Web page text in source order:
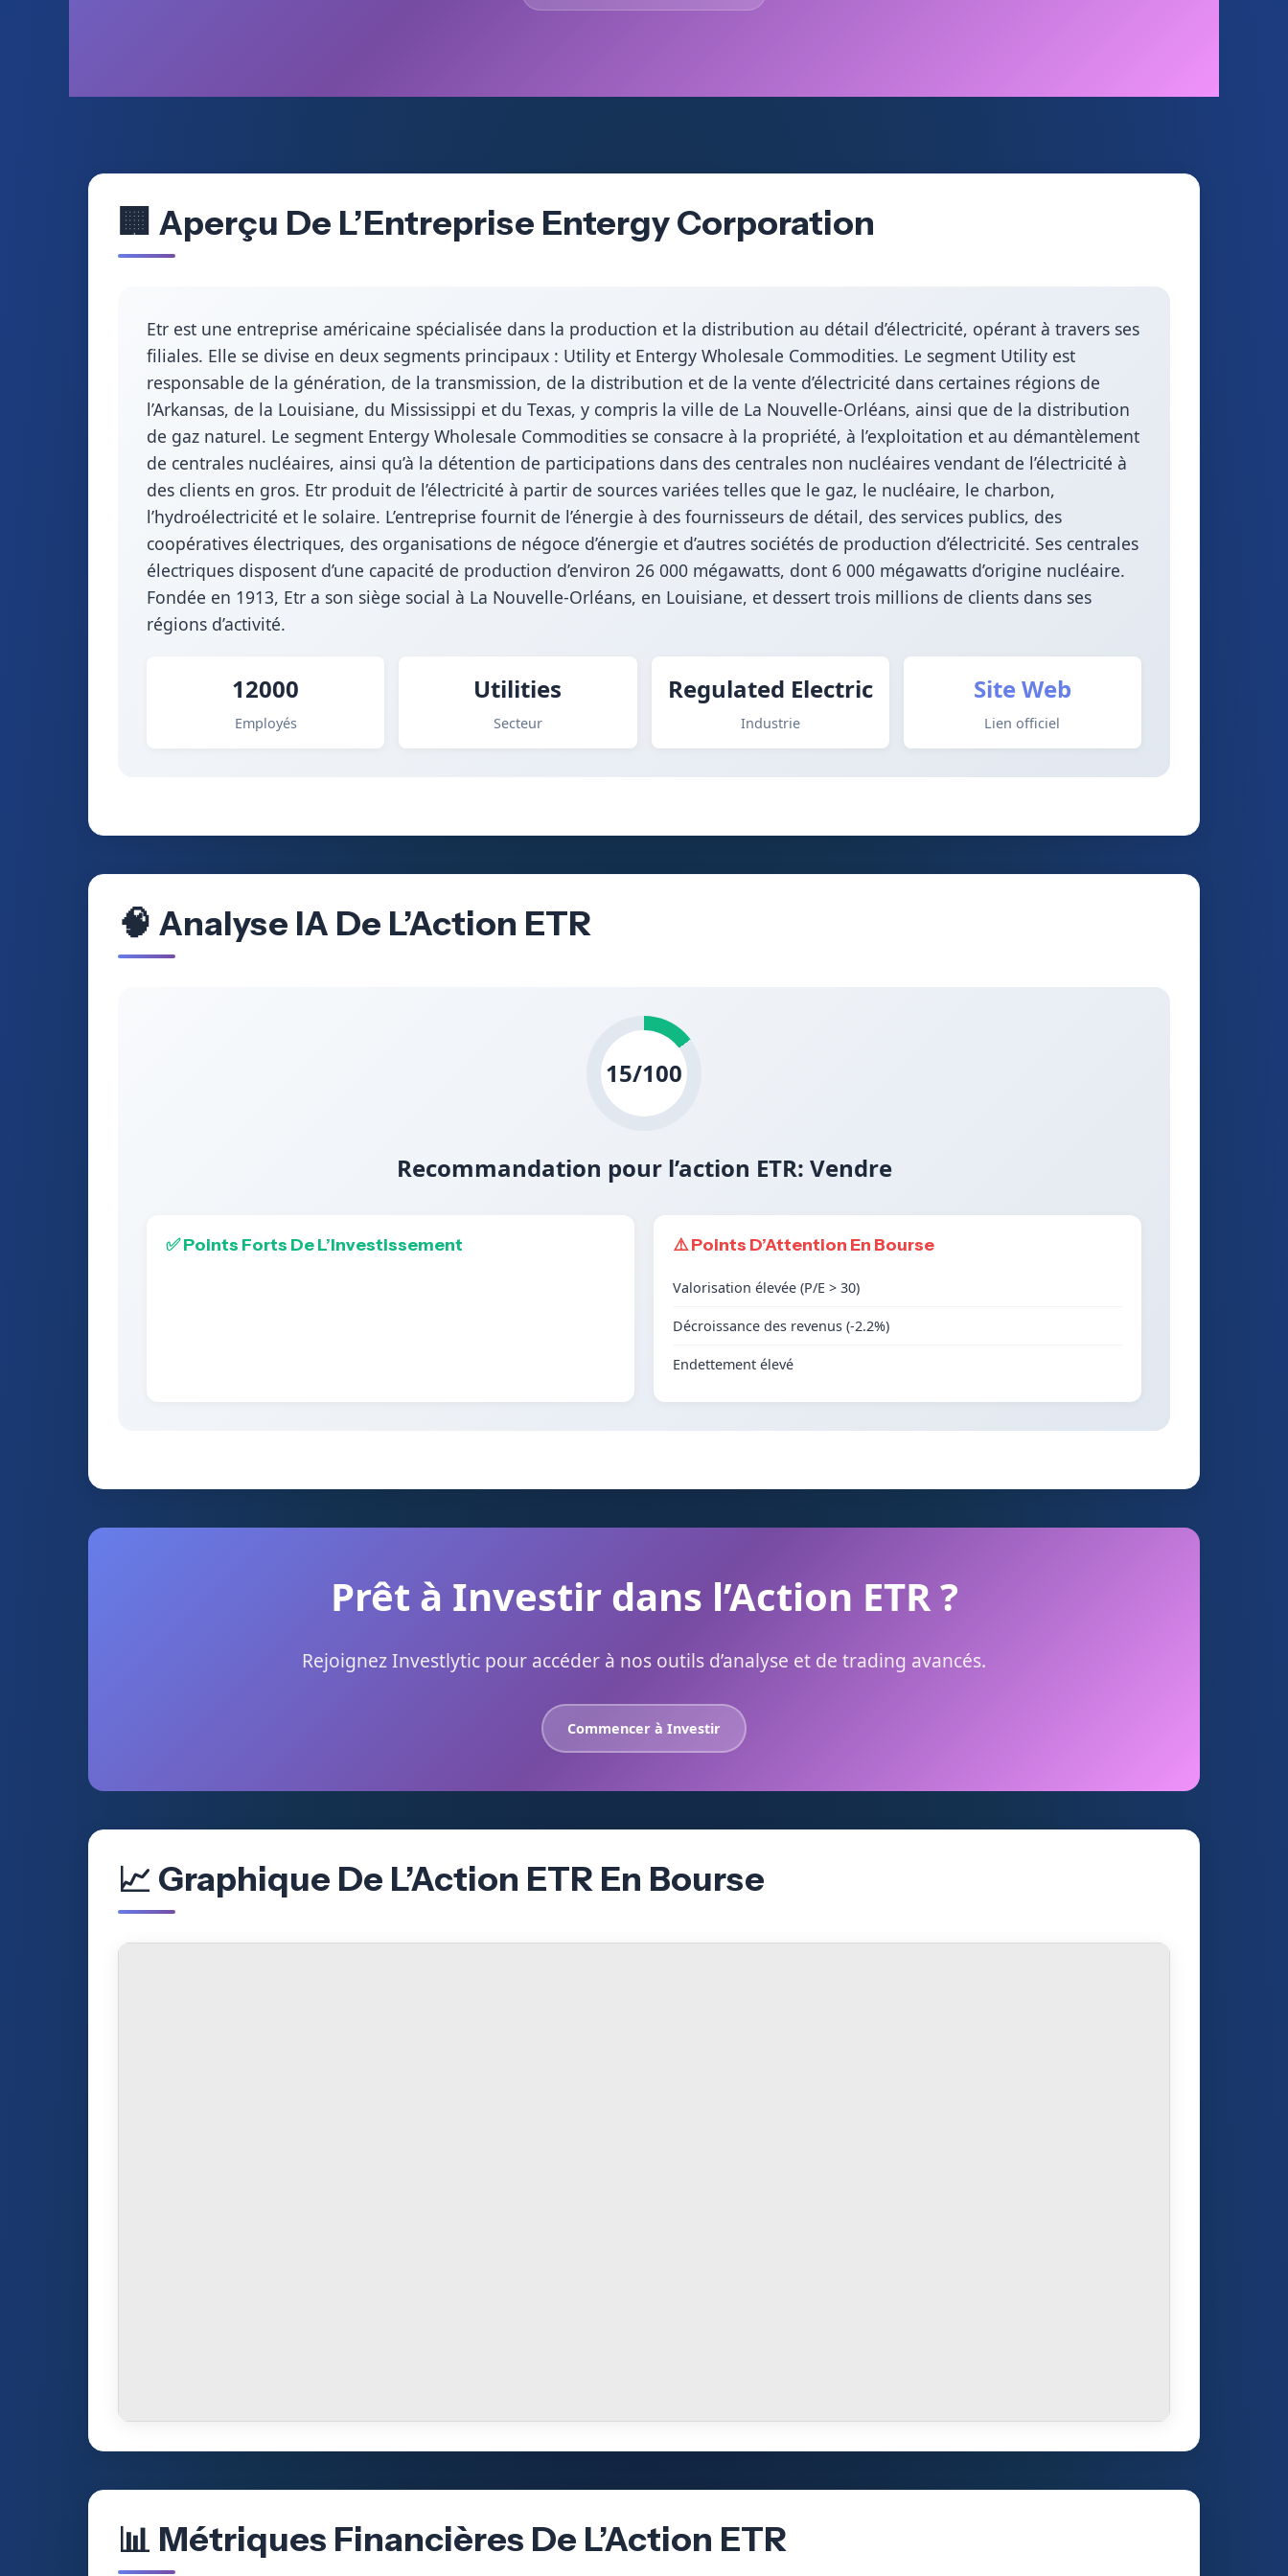
🏢 Aperçu De L’Entreprise Entergy Corporation
Etr est une entreprise américaine spécialisée dans la production et la distribution au détail d’électricité, opérant à travers ses
filiales. Elle se divise en deux segments principaux : Utility et Entergy Wholesale Commodities. Le segment Utility est
responsable de la génération, de la transmission, de la distribution et de la vente d’électricité dans certaines régions de
l’Arkansas, de la Louisiane, du Mississippi et du Texas, y compris la ville de La Nouvelle-Orléans, ainsi que de la distribution
de gaz naturel. Le segment Entergy Wholesale Commodities se consacre à la propriété, à l’exploitation et au démantèlement
de centrales nucléaires, ainsi qu’à la détention de participations dans des centrales non nucléaires vendant de l’électricité à
des clients en gros. Etr produit de l’électricité à partir de sources variées telles que le gaz, le nucléaire, le charbon,
l’hydroélectricité et le solaire. L’entreprise fournit de l’énergie à des fournisseurs de détail, des services publics, des
coopératives électriques, des organisations de négoce d’énergie et d’autres sociétés de production d’électricité. Ses centrales
électriques disposent d’une capacité de production d’environ 26 000 mégawatts, dont 6 000 mégawatts d’origine nucléaire.
Fondée en 1913, Etr a son siège social à La Nouvelle-Orléans, en Louisiane, et dessert trois millions de clients dans ses
régions d’activité.
12000
Employés
Utilities
Secteur
Regulated Electric
Industrie
Site Web
Lien officiel
🧠 Analyse IA De L’Action ETR
15/100
Recommandation pour l’action ETR: Vendre
✅ Points Forts De L’Investissement ⚠️ Points D’Attention En Bourse
Valorisation élevée (P/E > 30)
Décroissance des revenus (-2.2%)
Endettement élevé
Prêt à Investir dans l’Action ETR ?
Rejoignez Investlytic pour accéder à nos outils d’analyse et de trading avancés.
Commencer à Investir
📈 Graphique De L’Action ETR En Bourse
📊 Métriques Financières De L’Action ETR